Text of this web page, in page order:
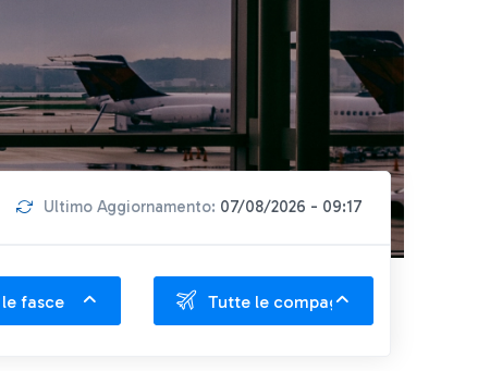
Ultimo Aggiornamento: 07/08/2026 - 09:17
fasce Tutte le compagnie